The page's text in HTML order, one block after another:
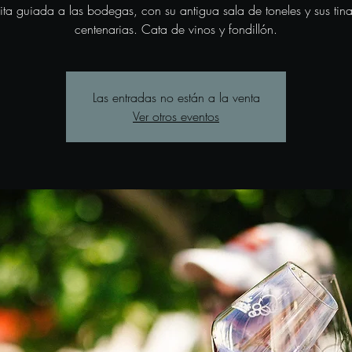
guiada a las bodegas, con su antigua sala de toneles y sus
centenarias. Cata de vinos y fondillón.
Las entradas no están a la venta
Ver otros eventos